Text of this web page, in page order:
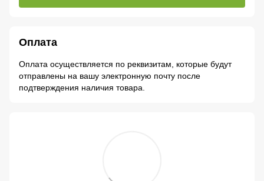
Оплата
Оплата осуществляется по реквизитам, которые будут
отправлены на вашу электронную почту после
подтверждения наличия товара.